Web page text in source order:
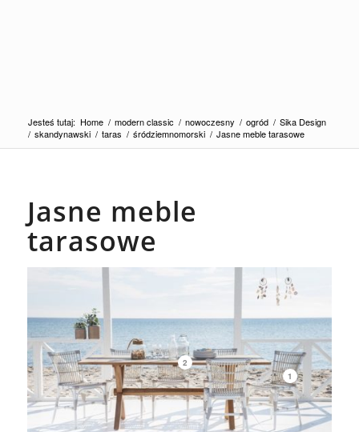
Jesteś tutaj: Home / modern classic / nowoczesny / ogród / Sika Design
/ skandynawski / taras / śródziemnomorski / Jasne meble tarasowe
Jasne meble
tarasowe
1
2